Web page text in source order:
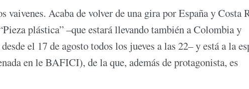
vaivenes. Acaba de volver de una gira por España y Costa
plástica” –que estará llevando también a Colombia y
el 17 de agosto todos los jueves a las 22– y está a la
en le BAFICI), de la que, además de protagonista, es